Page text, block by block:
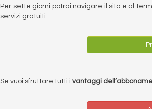
Per sette giorni potrai navigare il sito e al
servizi gratuiti.
Se vuoi sfruttare tutti i vantaggi